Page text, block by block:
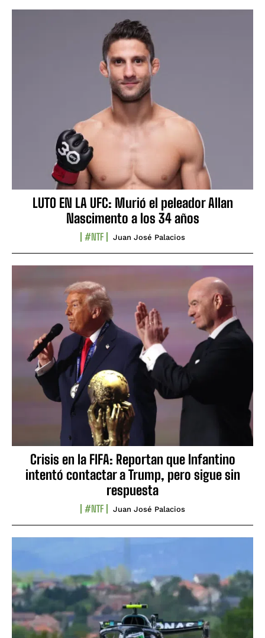
LUTO EN LA UFC: Murió el peleador Allan
Nascimento a los 34 años
#NTF Juan José Palacios
Crisis en la FIFA: Reportan que Infantino
intentó contactar a Trump, pero sigue sin
respuesta
#NTF Juan José Palacios